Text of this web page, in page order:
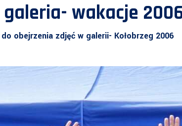
galeria- wakacje
obejrzenia zdjęć w galerii- Kołobrzeg 2006